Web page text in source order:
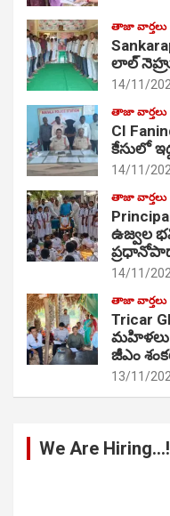
తాజా వార్తలు
లాల్
14/11/
తాజా వార్తలు
CI
కేసులో
14/11/
తాజా వార్తలు
ఉజ్వల
14/11/
తాజా వార్తలు
Tricar
మహిళలు
జీఎం
13/11/
We Are Hiring…!